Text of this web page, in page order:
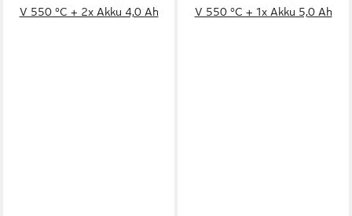
V 550 °C + 2x Akku 4,0 Ah
V 550 °C + 1x Akku 5,0 Ah